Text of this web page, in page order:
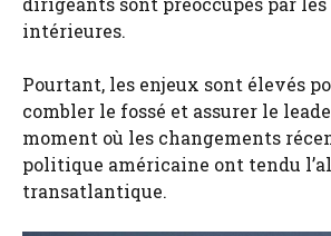
intérieures.
Pourtant, les enjeux sont élevés
combler le fossé et assurer le
moment où les changements
politique américaine ont tendu
transatlantique.